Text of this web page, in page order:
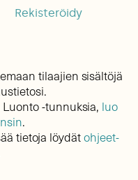
Rekisteröidy
tilaajien sisältöjä
-tunnuksia, luo
.
tietoja löydätohjeet-